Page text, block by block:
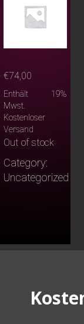
€74,00
Enthält 19%
Mwst.
Kostenloser
Versand
Out of stock
Category:
Uncategorized